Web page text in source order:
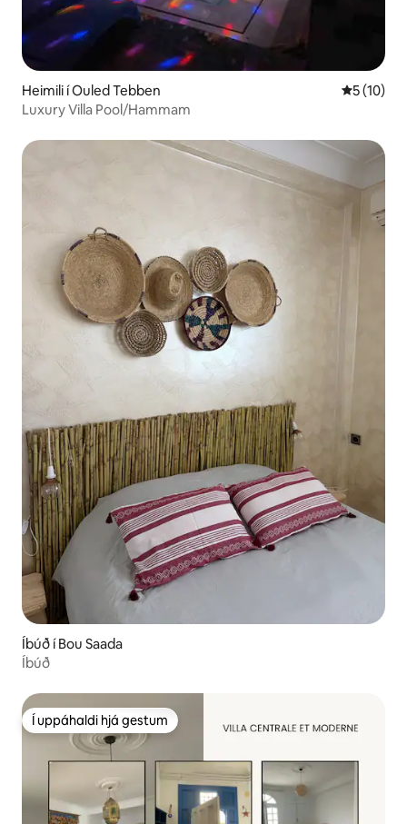
Heimili í Ouled Tebben 5 af 5 í
5 (10)
Luxury Villa Pool/Hammam
Íbúð í Bou Saada
Íbúð
Í uppáhaldi hjá gestum
Í uppáhaldi hjá gestum